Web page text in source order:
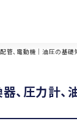
配管、電動機｜油圧の基礎
、圧力計、